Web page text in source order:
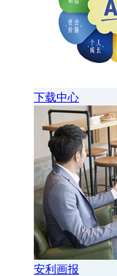
下载中心
安利画报